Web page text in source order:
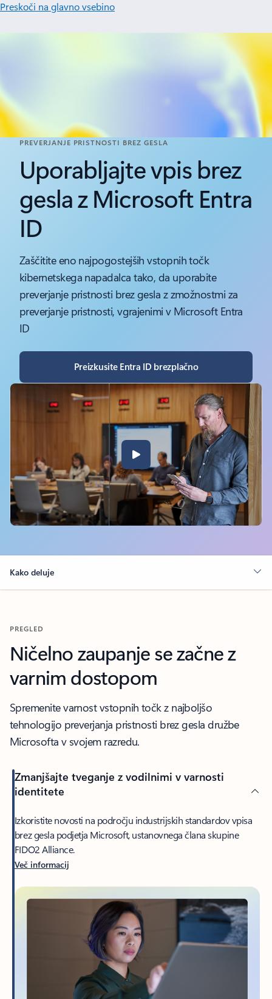
Preskoči na glavno vsebino
PREVERJANJE PRISTNOSTI BREZ GESLA
Uporabljajte vpis brez
gesla z Microsoft Entra
ID
Zaščitite eno najpogostejših vstopnih točk
kibernetskega napadalca tako, da uporabite
preverjanje pristnosti brez gesla z zmožnostmi za
preverjanje pristnosti, vgrajenimi v Microsoft Entra
ID
Preizkusite Entra ID brezplačno
Kako deluje
PREGLED
Ničelno zaupanje se začne z
varnim dostopom
Spremenite varnost vstopnih točk z najboljšo
tehnologijo preverjanja pristnosti brez gesla družbe
Microsofta v svojem razredu.
Zmanjšajte tveganje z vodilnimi v varnosti
identitete
Izkoristite novosti na področju industrijskih standardov vpisa
brez gesla podjetja Microsoft, ustanovnega člana skupine
FIDO2 Alliance.
Več informacij